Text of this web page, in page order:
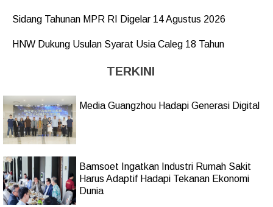
Sidang Tahunan MPR RI Digelar 14 Agustus 2026
HNW Dukung Usulan Syarat Usia Caleg 18 Tahun
TERKINI
Media Guangzhou Hadapi Generasi Digital
Bamsoet Ingatkan Industri Rumah Sakit
Harus Adaptif Hadapi Tekanan Ekonomi
Dunia